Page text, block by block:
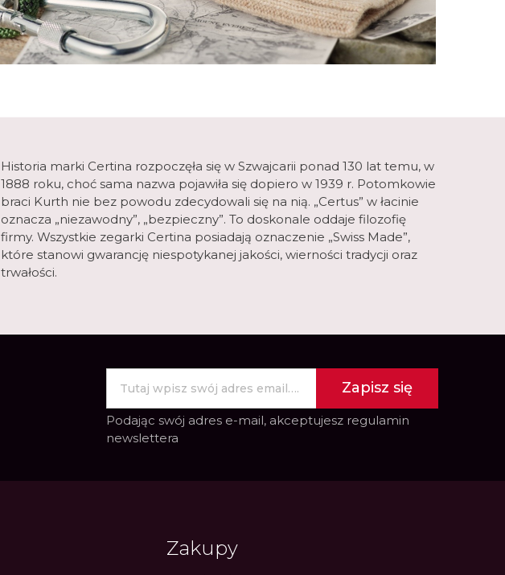
Historia marki Certina rozpoczęła się w Szwajcarii ponad 130 lat temu, w
1888 roku, choć sama nazwa pojawiła się dopiero w 1939 r. Potomkowie
braci Kurth nie bez powodu zdecydowali się na nią. „Certus” w łacinie
oznacza „niezawodny”, „bezpieczny”. To doskonale oddaje filozofię
firmy. Wszystkie zegarki Certina posiadają oznaczenie „Swiss Made”,
które stanowi gwarancję niespotykanej jakości, wierności tradycji oraz
trwałości.
Zapisz się
Podając swój adres e-mail, akceptujesz regulamin
newslettera
Zakupy